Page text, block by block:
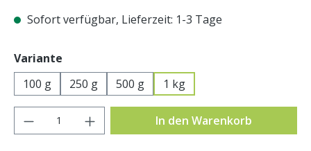
Sofort verfügbar, Lieferzeit: 1-3 Tage
Variante
100 g
250 g 500 g 1 kg
Produkt Anzahl: Gib den gewünschten
In den Warenkorb